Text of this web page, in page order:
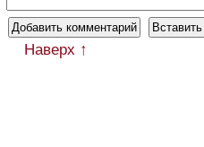
Наверх ↑